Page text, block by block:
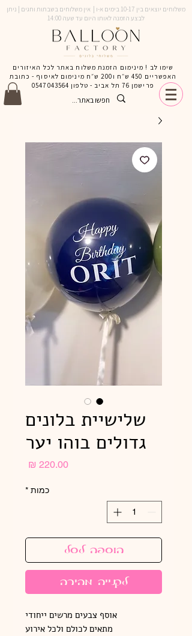
משלוחים יוצאים בין 10-17 בימים א-ו | אין משלוחים בשבתות וחגים | ניתן
לבצע הזמנה לאותו היום עד שעה 14:00
שימו לב ! מינימום הזמנת משלוח באתר לכל האיזורים
האפשריים 450 ש״ח ו200 ש״ח מינימום לאיסוף - כתובת
פרישמן 76 תל אביב - טלפון
0547043564
שלישיית בלונים
גדולים בוהו יער
כמות *
הוספה לסל
לקנייה מהירה
אוסף צבעים מרשים ייחודי
מתאים לכולם ולכל אירוע